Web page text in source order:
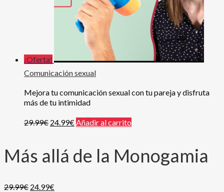
¡Oferta!
Comunicación sexual
Mejora tu comunicación sexual con tu pareja y disfruta
más de tu intimidad
29.99€ 24.99€ Añadir al carrito
Más allá de la Monogamia
29.99€ 24.99€